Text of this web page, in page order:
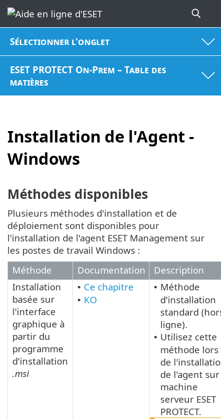
Sélectionner l'onglet
ESET PROTECT On-Prem – Table des
matières
Installation de l'Agent -
Windows
Méthodes disponibles
Plusieurs méthodes d'installation et de
déploiement sont disponibles pour
l'installation de l'agent ESET Management sur
les postes de travail Windows :
Méthode
Documentation
Description
Installation
basée sur
l'interface
graphique à
partir du
programme
d'installation
.msi
• Ce chapitre
• KO
• Méthode
d'installation
standard
ligne).
• Utilisez cette
méthode lors
de
de l'agent
machine
serveur ESET
PROTECT.